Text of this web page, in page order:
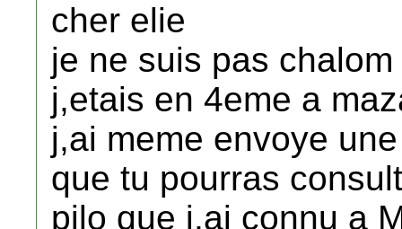
cher elie
je ne suis pas
j,etais en 4eme a
j,ai meme envoye
que tu pourras
pilo que j,ai connu a